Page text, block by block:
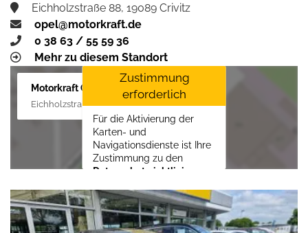
Eichholzstraße 88, 19089 Crivitz
opel@motorkraft.de
0 38 63 / 55 59 36
Mehr zu diesem Standort
Motorkraft GmbH
Eichholzstraße 88, 19089 Crivitz
Zustimmung
erforderlich
Für die Aktivierung der
Karten- und
Navigationsdienste ist Ihre
Zustimmung zu den
Datenschutzrichtlinien
LLCerforderlich.
Zustimmen und